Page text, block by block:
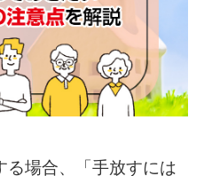
る場合、「手放すには